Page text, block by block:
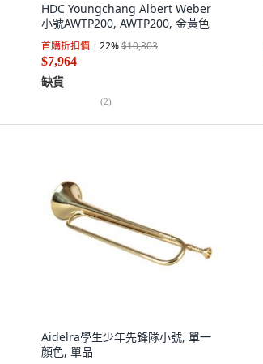
HDC Youngchang Albert Weber
小號AWTP200, AWTP200, 金黃色
首購折扣價 22%$10,303
$7,964
缺貨
(2)
Aidelra學生少年先鋒隊小號, 單一
顏色, 單品